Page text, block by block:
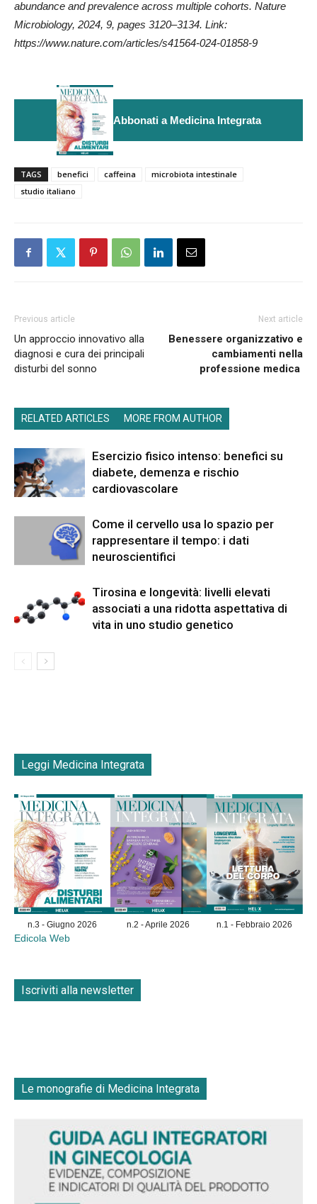
abundance and prevalence across multiple cohorts. Nature
Microbiology, 2024, 9, pages 3120–3134. Link:
https://www.nature.com/articles/s41564-024-01858-9
Abbonati a Medicina Integrata
TAGS benefici caffeina
microbiota intestinale
studio italiano
Previous article
Un approccio innovativo alla
diagnosi e cura dei principali
disturbi del sonno
Next article
Benessere organizzativo e
cambiamenti nella
professione medica
RELATED ARTICLES MORE FROM AUTHOR
Esercizio fisico intenso: benefici su
diabete, demenza e rischio
cardiovascolare
Come il cervello usa lo spazio per
rappresentare il tempo: i dati
neuroscientifici
Tirosina e longevità: livelli elevati
associati a una ridotta aspettativa di
vita in uno studio genetico
Leggi Medicina Integrata
n.3 - Giugno 2026 n.2 - Aprile 2026 n.1 - Febbraio 2026
Edicola Web
Iscriviti alla newsletter
Le monografie di Medicina Integrata